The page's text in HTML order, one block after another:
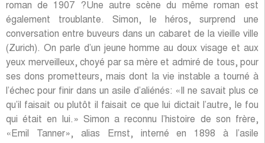
roman de 1907 ?Une autre scène du même roman est
également troublante. Simon, le héros, surprend une
conversation entre buveurs dans un cabaret de la vieille ville
(Zurich). On parle d’un jeune homme au doux visage et aux
yeux merveilleux, choyé par sa mère et admiré de tous, pour
ses dons prometteurs, mais dont la vie instable a tourné à
l’échec pour finir dans un asile d’aliénés: «Il ne savait plus ce
qu’il faisait ou plutôt il faisait ce que lui dictait l’autre, le fou
qui était en lui.» Simon a reconnu l’histoire de son frère,
«Emil Tanner», alias Ernst, interné en 1898 à l’asile